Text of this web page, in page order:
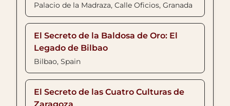
Palacio de la Madraza, Calle Oficios, Granada
El Secreto de la Baldosa de Oro: El
Legado de Bilbao
Bilbao, Spain
El Secreto de las Cuatro Culturas de